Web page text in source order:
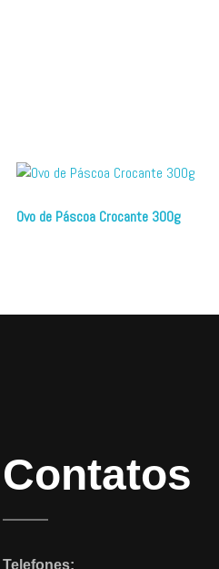
Ovo de Páscoa Crocante 300g
Contatos
Telefones: